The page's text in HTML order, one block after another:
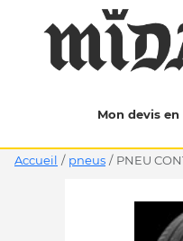
Mon devis
Accueil / pneus / PNEU